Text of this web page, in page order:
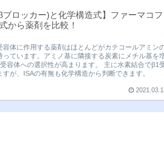
ブロッカー)と化学構造式】ファーマコフ
から薬剤を比較！
容体に作用する薬剤はほとんどがカテコールアミン
っています。アミノ基に隣接する炭素にメチル基を
容体への選択性が高まります。 主に水素結合でβ1
が、ISAの有無も化学構造から判断できます。